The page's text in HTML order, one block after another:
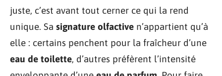
juste, c’est avant tout cerner ce qui la rend
unique. Sa signature olfactive n’appartient qu’à
elle : certains penchent pour la fraîcheur d’une
eau de toilette, d’autres préfèrent l’intensité